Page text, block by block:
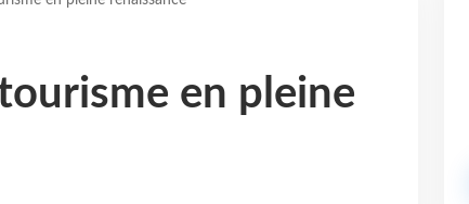
en pleine